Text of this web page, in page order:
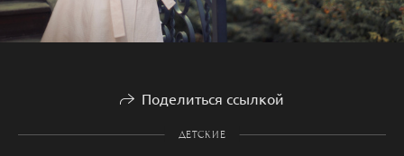
Поделиться ссылкой
ДЕТСКИЕ